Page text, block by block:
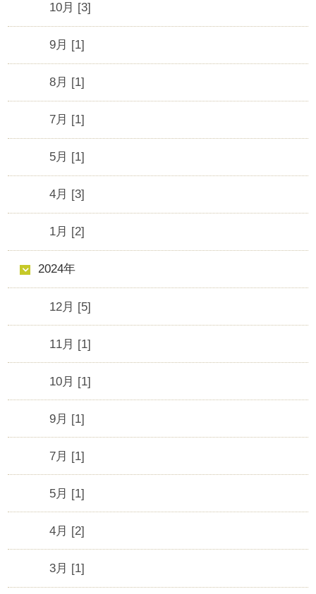
10月 [3]
9月 [1]
8月 [1]
7月 [1]
5月 [1]
4月 [3]
1月 [2]
2024年
12月 [5]
11月 [1]
10月 [1]
9月 [1]
7月 [1]
5月 [1]
4月 [2]
3月 [1]